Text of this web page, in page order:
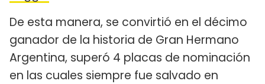
De esta manera, se convirtió en el décimo
ganador de la historia de Gran Hermano
Argentina, superó 4 placas de nominación
en las cuales siempre fue salvado en